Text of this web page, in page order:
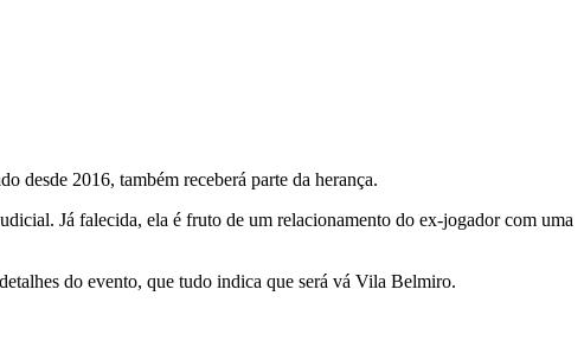
desde 2016, também receberá parte da herança.
Já falecida, ela é fruto de um relacionamento do ex-jogador com uma
do evento, que tudo indica que será vá Vila Belmiro.